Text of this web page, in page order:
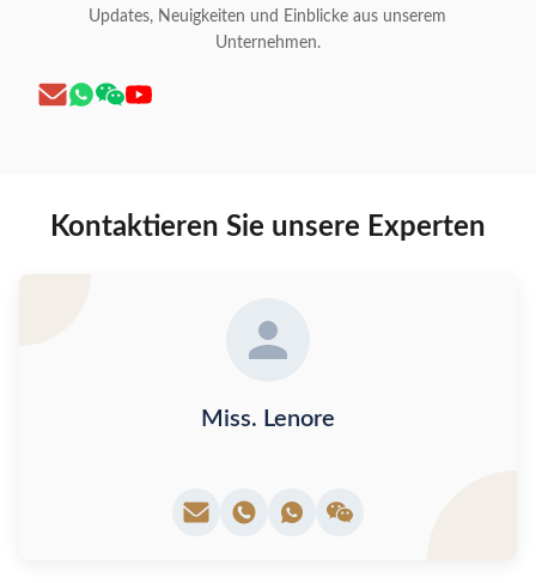
Updates, Neuigkeiten und Einblicke aus unserem
Unternehmen.
Kontaktieren Sie unsere Experten
Miss. Lenore